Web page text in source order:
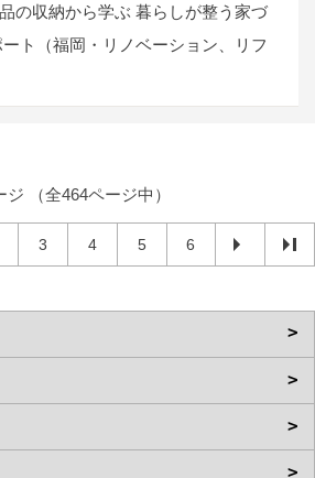
の収納から学ぶ 暮らしが整う家づ
ト（福岡・リノベーション、リフ
ジ （全464ページ中）
3 4 5 6